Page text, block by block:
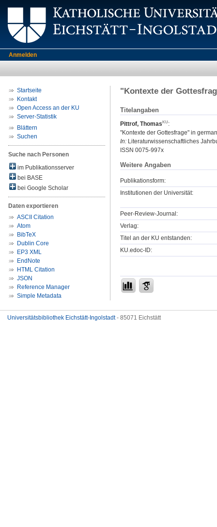
Anmelden
Startseite
Kontakt
Open Access an der KU
Server-Statistik
Blättern
Suchen
Suche nach Personen
im Publikationsserver
bei BASE
bei Google Scholar
Daten exportieren
ASCII Citation
Atom
BibTeX
Dublin Core
EP3 XML
EndNote
HTML Citation
JSON
Reference Manager
Simple Metadata
"Kontexte der
Titelangaben
Pittrof, Thomas
:
"Kontexte der Gottesfrage" in
In: Literaturwissenschaftliches
ISSN 0075-997x
Weitere Angaben
Publikationsform:
Institutionen der Universität:
Peer-Review-Journal:
Verlag:
Titel an der KU entstanden:
KU.edoc-ID:
Universitätsbibliothek Eichstätt-Ingolstadt- 85071 Eichstätt